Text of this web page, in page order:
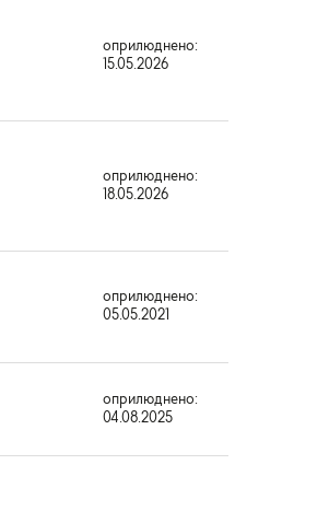
оприлюднено:
15.05.2026
оприлюднено:
18.05.2026
оприлюднено:
05.05.2021
оприлюднено:
04.08.2025